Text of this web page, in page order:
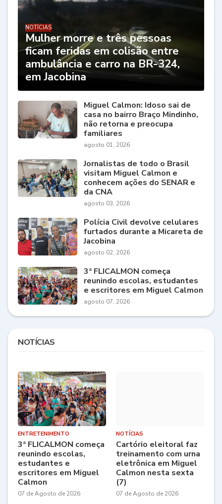
NOTÍCIAS
Mulher morre e três pessoas
ficam feridas em colisão entre
ambulância e carro na BR-324,
em Jacobina
Miguel Calmon: Idoso sai de
casa no bairro Braço Mindinho,
não retorna e preocupa
familiares
agosto 01, 2026
Jornalistas de todo o Brasil
visitam Miguel Calmon e
conhecem ações do SENAR e
da CNA
agosto 03, 2026
Polícia Civil devolve celulares
furtados durante a Micareta de
Jacobina
agosto 02, 2026
3ª FLICALMON começa
reunindo escolas, estudantes
e escritores em Miguel Calmon
agosto 07, 2026
NOTÍCIAS
ENTRETENIMENTO
3ª FLICALMON começa
reunindo escolas,
estudantes e
escritores em Miguel
Calmon
07 de Agosto de 2026
NOTÍCIAS
Cartório eleitoral faz
treinamento com urna
eletrônica em Miguel
Calmon nesta sexta
(7)
07 de Agosto de 2026